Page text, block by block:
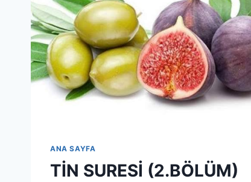
ANA SAYFA
TİN SURESİ (2.BÖLÜM)